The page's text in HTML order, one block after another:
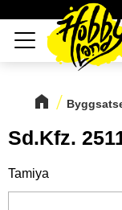
Meny
Sd.Kfz.
Tamiya